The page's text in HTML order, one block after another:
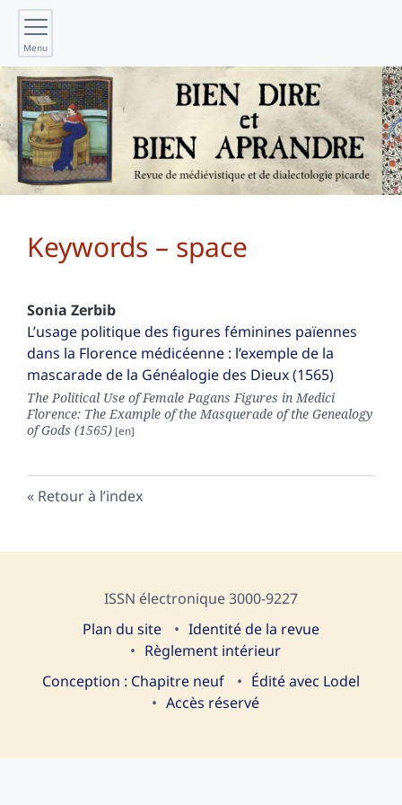
Menu
Keywords – space
Sonia Zerbib
L’usage politique des figures féminines païennes
dans la Florence médicéenne : l’exemple de la
mascarade de la Généalogie des Dieux (1565)
The Political Use of Female Pagans Figures in Medici
Florence: The Example of the Masquerade of the Genealogy
of Gods (1565)
Retour à l’index
ISSN électronique 3000-9227
Plan du site
Identité de la revue
Règlement intérieur
Conception : Chapitre neuf
Édité avec Lodel
Accès réservé